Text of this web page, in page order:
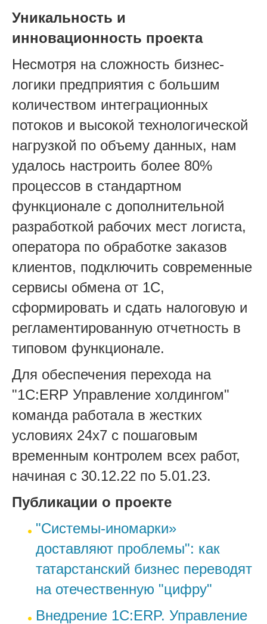
Уникальность и
инновационность проекта
Несмотря на сложность бизнес-
логики предприятия с большим
количеством интеграционных
потоков и высокой технологической
нагрузкой по объему данных, нам
удалось настроить более 80%
процессов в стандартном
функционале с дополнительной
разработкой рабочих мест логиста,
оператора по обработке заказов
клиентов, подключить современные
сервисы обмена от 1С,
сформировать и сдать налоговую и
регламентированную отчетность в
типовом функционале.
Для обеспечения перехода на
"1С:ERP Управление холдингом"
команда работала в жестких
условиях 24х7 с пошаговым
временным контролем всех работ,
начиная с 30.12.22 по 5.01.23.
Публикации о проекте
"Системы-иномарки»
доставляют проблемы": как
татарстанский бизнес переводят
на отечественную "цифру"
Внедрение 1С:ERP. Управление